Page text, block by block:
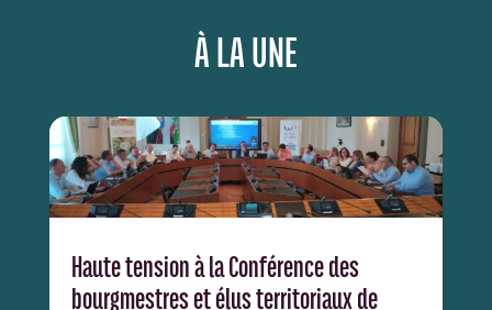
À LA UNE
Haute tension à la Conférence des
bourgmestres et élus territoriaux de